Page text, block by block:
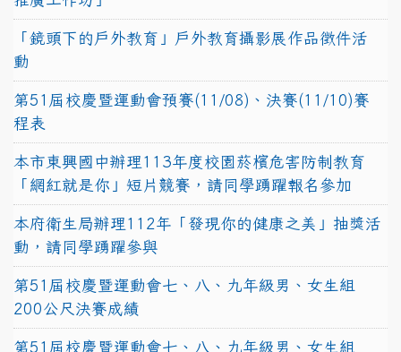
「鏡頭下的戶外教育」戶外教育攝影展作品徵件活
動
第51屆校慶暨運動會預賽(11/08)、決賽(11/10)賽
程表
本市東興國中辦理113年度校園菸檳危害防制教育
「網紅就是你」短片競賽，請同學踴躍報名參加
本府衛生局辦理112年「發現你的健康之美」抽獎活
動，請同學踴躍參與
第51屆校慶暨運動會七、八、九年級男、女生組
200公尺決賽成績
第51屆校慶暨運動會七、八、九年級男、女生組